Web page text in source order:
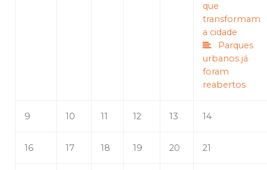
que
transformam
a cidade
Parques
urbanos já
foram
reabertos
9 10 11 12 13 14
16 17 18 19 20 21